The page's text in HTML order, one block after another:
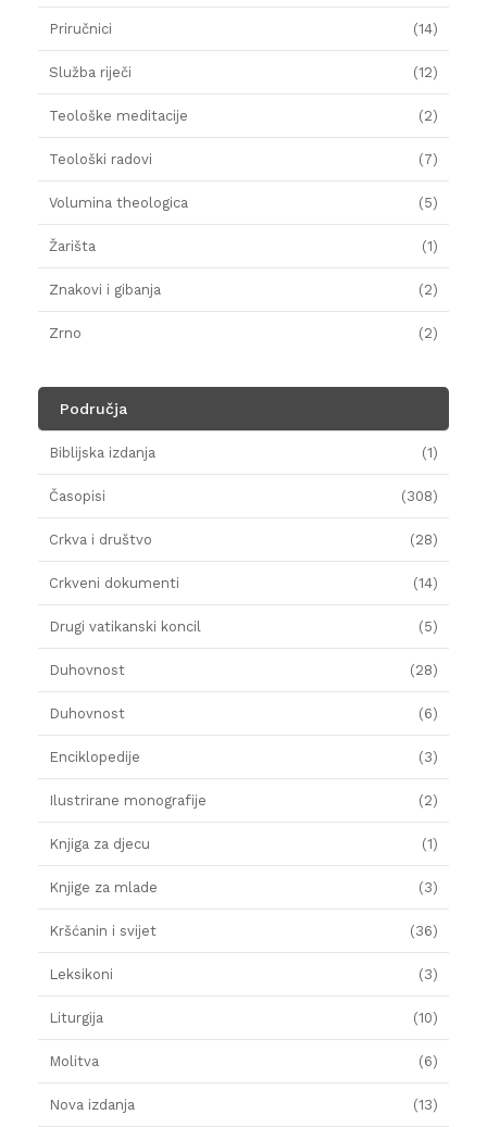
Priručnici (14)
Služba riječi (12)
Teološke meditacije (2)
Teološki radovi (7)
Volumina theologica (5)
Žarišta (1)
Znakovi i gibanja (2)
Zrno (2)
Područja
Biblijska izdanja (1)
Časopisi (308)
Crkva i društvo (28)
Crkveni dokumenti (14)
Drugi vatikanski koncil (5)
Duhovnost (28)
Duhovnost (6)
Enciklopedije (3)
Ilustrirane monografije (2)
Knjiga za djecu (1)
Knjige za mlade (3)
Kršćanin i svijet (36)
Leksikoni (3)
Liturgija (10)
Molitva (6)
Nova izdanja (13)